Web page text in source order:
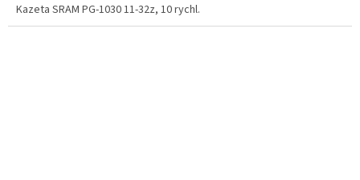
Kazeta SRAM PG-1030 11-32z, 10 rychl.